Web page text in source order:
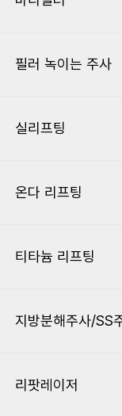
필러 녹이는 주사
실리프팅
온다 리프팅
티타늄 리프팅
지방분해주사/SS
리팟레이저